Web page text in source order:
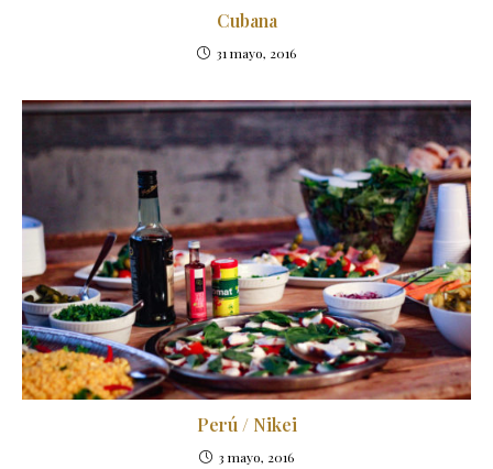
Cubana
31 mayo, 2016
Perú / Nikei
3 mayo, 2016